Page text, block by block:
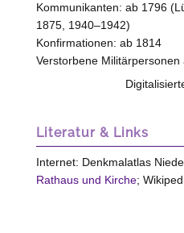
Kommunikanten: ab 1796
1875, 1940–1942)
Konfirmationen: ab 1814
Verstorbene
Literatur & Links
Internet: Denkmalatlas
Rathaus und Kirche;